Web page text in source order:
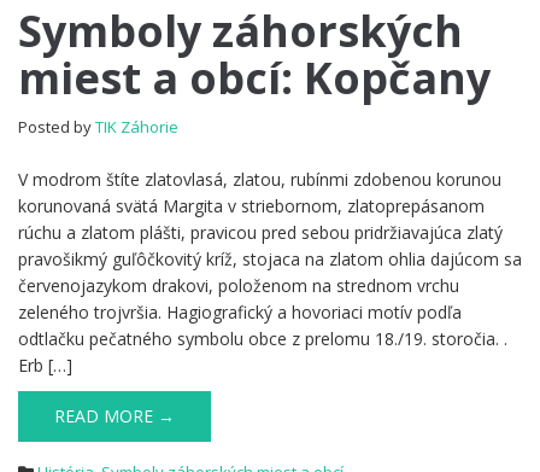
záhorských
miest
a
Symboly záhorských
miest a obcí: Kopčany
Posted byTIK Záhorie
V modrom štíte zlatovlasá, zlatou, rubínmi zdobenou korunou
korunovaná svätá Margita v striebornom, zlatoprepásanom
rúchu a zlatom plášti, pravicou pred sebou pridržiavajúca zlatý
pravošikmý guľôčkovitý kríž, stojaca na zlatom ohlia dajúcom sa
červenojazykom drakovi, položenom na strednom vrchu
zeleného trojvršia. Hagiografický a hovoriaci motív podľa
odtlačku pečatného symbolu obce z prelomu 18./19. storočia. .
Erb […]
READ MORE →